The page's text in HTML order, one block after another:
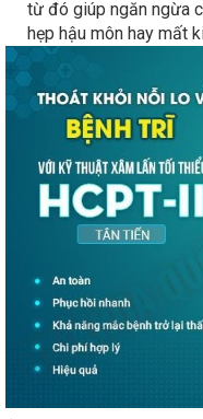
từ đó giúp ngăn ngừa
hẹp hậu môn hay mất